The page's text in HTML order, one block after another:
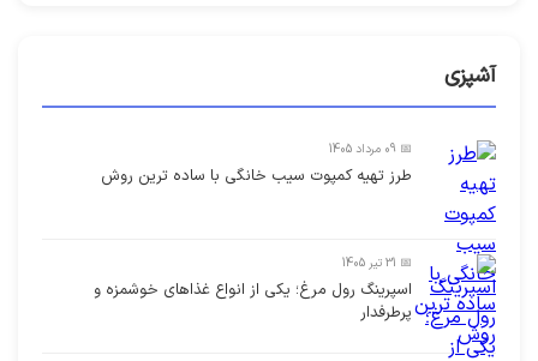
آشپزی
📅 09 مرداد 1405
طرز تهیه کمپوت سیب خانگی با ساده ترین روش
📅 31 تیر 1405
اسپرینگ رول مرغ؛ یکی از انواع غذاهای خوشمزه و
پرطرفدار